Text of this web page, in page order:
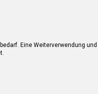
Eine Weiterverwendung und